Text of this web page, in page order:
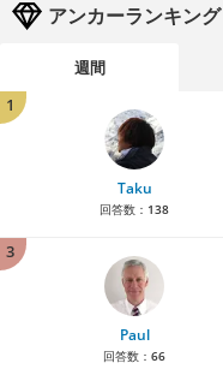
アンカーランキング
週間
1
Taku
回答数： 138
3
Paul
回答数： 66